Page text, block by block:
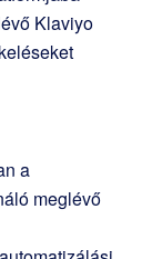
Klaviyo
a
meglévő